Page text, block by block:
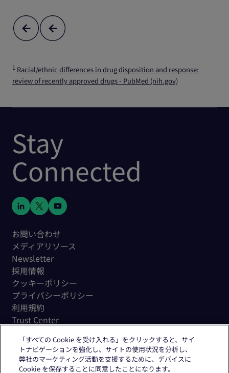
1 Racial/ethnic differences in drug disposition and response:
review of recently approved drugs - PubMed (nih.gov)
Stay
Connected
お問い合わせ
メディアリソース
Newsletter
採用情報
クッキーポリシー
プライバシーポリシー
利用規約
Trust Center
「すべての Cookie を受け入れる」をクリックすると、サイ
トナビゲーションを強化し、サイトの使用状況を分析し、
弊社のマーケティング活動を支援するために、デバイスに
Cookie を保存することに同意したことになります。